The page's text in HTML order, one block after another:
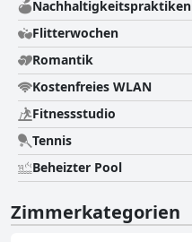
Nachhaltigkeitspraktiken
Flitterwochen
Romantik
Kostenfreies WLAN
Fitnessstudio
Tennis
Beheizter Pool
Zimmerkategorien